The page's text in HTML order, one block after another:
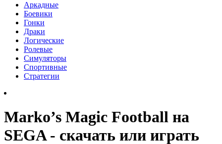
Аркадные
Боевики
Гонки
Драки
Логические
Ролевые
Симуляторы
Спортивные
Стратегии
Marko’s Magic Football на
SEGA - скачать или играть